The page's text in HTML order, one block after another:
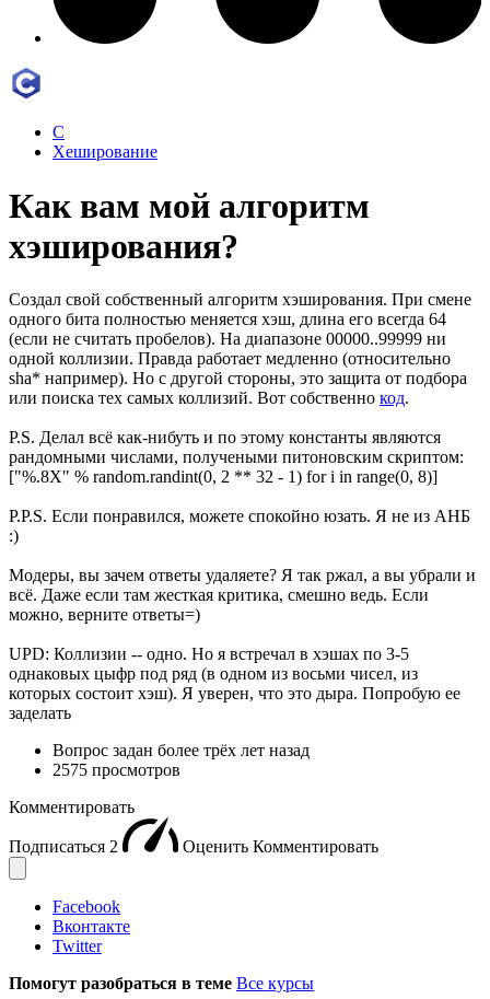
C
Хеширование
Как вам мой алгоритм
хэширования?
Создал свой собственный алгоритм хэширования. При смене
одного бита полностью меняется хэш, длина его всегда 64
(если не считать пробелов). На диапазоне 00000..99999 ни
одной коллизии. Правда работает медленно (относительно
sha* например). Но с другой стороны, это защита от подбора
или поиска тех самых коллизий. Вот собственно код.
P.S. Делал всё как-нибуть и по этому константы являются
рандомными числами, получеными питоновским скриптом:
["%.8X" % random.randint(0, 2 ** 32 - 1) for i in range(0, 8)]
P.P.S. Если понравился, можете спокойно юзать. Я не из АНБ
:)
Модеры, вы зачем ответы удаляете? Я так ржал, а вы убрали и
всё. Даже если там жесткая критика, смешно ведь. Если
можно, верните ответы=)
UPD: Коллизии -- одно. Но я встречал в хэшах по 3-5
однаковых цыфр под ряд (в одном из восьми чисел, из
которых состоит хэш). Я уверен, что это дыра. Попробую ее
заделать
Вопрос задан более трёх лет назад
2575 просмотров
Комментировать
Подписаться 2 Оценить Комментировать
Facebook
Вконтакте
Twitter
Помогут разобраться в теме Все курсы